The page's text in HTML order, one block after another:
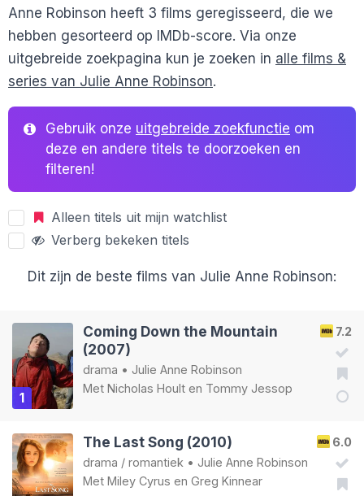
Anne Robinson heeft 3 films geregisseerd, die we
hebben gesorteerd op IMDb-score. Via onze
uitgebreide zoekpagina kun je zoeken in alle films &
series van Julie Anne Robinson.
Gebruik onze uitgebreide zoekfunctie om
deze en andere titels te doorzoeken en
filteren!
Alleen titels uit mijn watchlist
Verberg bekeken titels
Dit zijn de beste films van Julie Anne Robinson:
1
7.2
Coming Down the Mountain
(2007)
drama • Julie Anne Robinson
Met Nicholas Hoult en Tommy Jessop
6.0
The Last Song (2010)
drama / romantiek • Julie Anne Robinson
Met Miley Cyrus en Greg Kinnear